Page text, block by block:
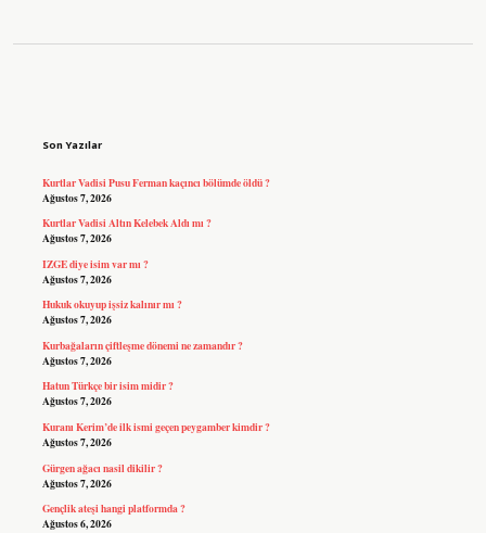
Son Yazılar
Kurtlar Vadisi Pusu Ferman kaçıncı bölümde öldü ?
Ağustos 7, 2026
Kurtlar Vadisi Altın Kelebek Aldı mı ?
Ağustos 7, 2026
IZGE diye isim var mı ?
Ağustos 7, 2026
Hukuk okuyup işsiz kalınır mı ?
Ağustos 7, 2026
Kurbağaların çiftleşme dönemi ne zamandır ?
Ağustos 7, 2026
Hatun Türkçe bir isim midir ?
Ağustos 7, 2026
Kuranı Kerim’de ilk ismi geçen peygamber kimdir ?
Ağustos 7, 2026
Gürgen ağacı nasil dikilir ?
Ağustos 7, 2026
Gençlik ateşi hangi platformda ?
Ağustos 6, 2026